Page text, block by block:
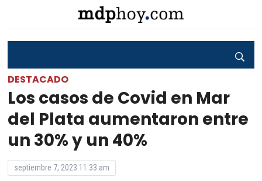
DESTACADO
Los casos de Covid en Mar
del Plata aumentaron entre
un 30% y un 40%
septiembre 7, 2023 11:33 am